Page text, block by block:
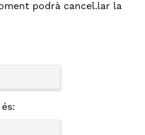
podrà cancel.lar la